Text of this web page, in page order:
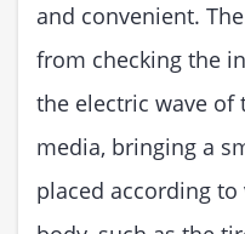
and convenient.
from checking the
the electric wave
media, bringing a
placed according